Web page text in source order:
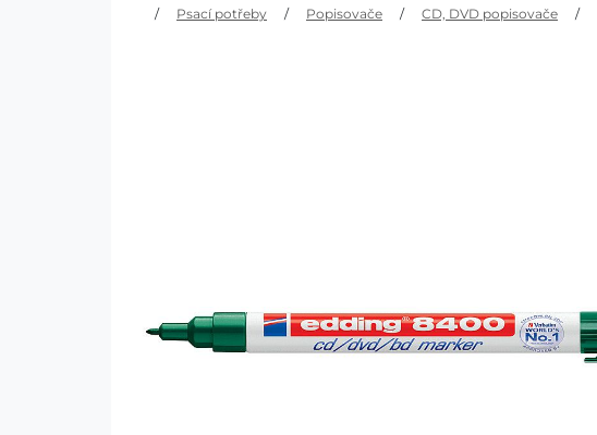
/ Psací potřeby / Popisovače / CD, DVD popisovače /